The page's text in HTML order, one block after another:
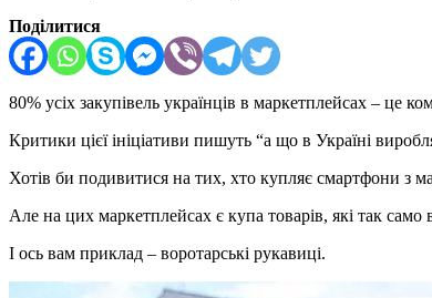
Поділитися
80% усіх закупівель українців в маркетплейсах – це
Критики цієї ініціативи пишуть “а що в Україні
Хотів би подивитися на тих, хто купляє смартфони з
Але на цих маркетплейсах є купа товарів, які так
І ось вам приклад – воротарські рукавиці.